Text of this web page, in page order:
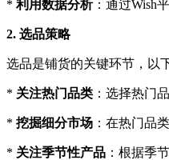
* 利用数据分析：通过Wish
2. 选品策略
选品是铺货的关键环节，以
* 关注热门品类 ：选择热门
* 挖掘细分市场 ：在热门品
* 关注季节性产品 ：根据季